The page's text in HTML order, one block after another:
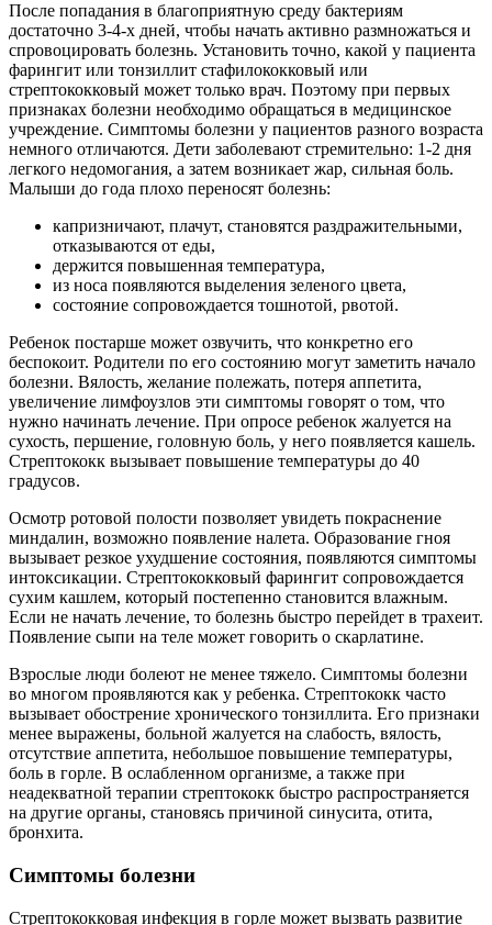
После попадания в благоприятную среду бактериям
достаточно 3-4-х дней, чтобы начать активно размножаться и
спровоцировать болезнь. Установить точно, какой у пациента
фарингит или тонзиллит стафилококковый или
стрептококковый может только врач. Поэтому при первых
признаках болезни необходимо обращаться в медицинское
учреждение. Симптомы болезни у пациентов разного возраста
немного отличаются. Дети заболевают стремительно: 1-2 дня
легкого недомогания, а затем возникает жар, сильная боль.
Малыши до года плохо переносят болезнь:
капризничают, плачут, становятся раздражительными,
отказываются от еды,
держится повышенная температура,
из носа появляются выделения зеленого цвета,
состояние сопровождается тошнотой, рвотой.
Ребенок постарше может озвучить, что конкретно его
беспокоит. Родители по его состоянию могут заметить начало
болезни. Вялость, желание полежать, потеря аппетита,
увеличение лимфоузлов эти симптомы говорят о том, что
нужно начинать лечение. При опросе ребенок жалуется на
сухость, першение, головную боль, у него появляется кашель.
Стрептококк вызывает повышение температуры до 40
градусов.
Осмотр ротовой полости позволяет увидеть покраснение
миндалин, возможно появление налета. Образование гноя
вызывает резкое ухудшение состояния, появляются симптомы
интоксикации. Стрептококковый фарингит сопровождается
сухим кашлем, который постепенно становится влажным.
Если не начать лечение, то болезнь быстро перейдет в трахеит.
Появление сыпи на теле может говорить о скарлатине.
Взрослые люди болеют не менее тяжело. Симптомы болезни
во многом проявляются как у ребенка. Стрептококк часто
вызывает обострение хронического тонзиллита. Его признаки
менее выражены, больной жалуется на слабость, вялость,
отсутствие аппетита, небольшое повышение температуры,
боль в горле. В ослабленном организме, а также при
неадекватной терапии стрептококк быстро распространяется
на другие органы, становясь причиной синусита, отита,
бронхита.
Симптомы болезни
Стрептококковая инфекция в горле может вызвать развитие